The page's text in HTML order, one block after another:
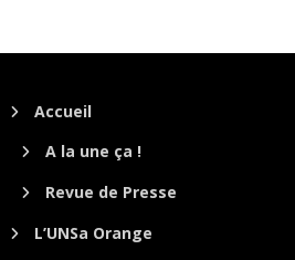
Accueil
A la une ça !
Revue de Presse
L’UNSa Orange